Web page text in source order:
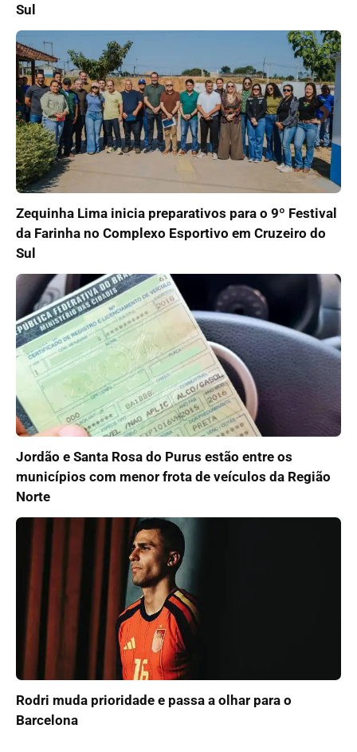
Sul
Zequinha Lima inicia preparativos para o 9º Festival
da Farinha no Complexo Esportivo em Cruzeiro do
Sul
Jordão e Santa Rosa do Purus estão entre os
municípios com menor frota de veículos da Região
Norte
Rodri muda prioridade e passa a olhar para o
Barcelona